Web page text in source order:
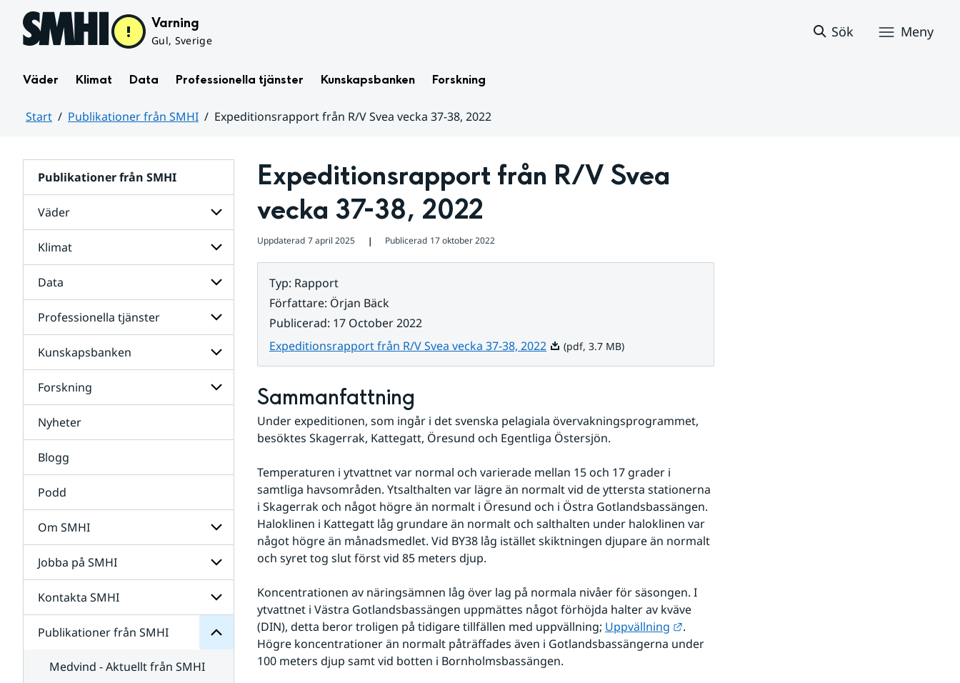
Hoppa till sidans innehåll Varning
Gul, Sverige
Sök Meny
Väder Klimat Data Professionella tjänster Kunskapsbanken Forskning
Start Publikationer från SMHI
Expeditionsrapport från R/V Svea vecka 37-38, 2022
Publikationer från SMHI
Väder
Undersidor
för
Väder
Klimat
Undersidor
för
Klimat
Data
Undersidor
för
Data
Professionella tjänster
Undersidor
för
Professionella
tjänster
Kunskapsbanken
Undersidor
för
Kunskapsbanken
Forskning
Undersidor
för
Nyheter
Blogg
Podd
Om SMHI
Undersidor
för
Om
SMHI
Jobba på SMHI
Undersidor
för
Jobba
på
Kontakta SMHI
Undersidor
Kontakta
SMHI
Publikationer från SMHI
Undersidor
för
Publikationer
från
SMHI
Medvind - Aktuellt från SMHI
Expeditionsrapport från R/V Svea
vecka 37-38, 2022
Uppdaterad 7 april 2025 ❘ Publicerad 17 oktober 2022
Typ: Rapport
Författare: Örjan Bäck
Publicerad: 17 October 2022
Expeditionsrapport från R/V Svea vecka 37-38, 2022Pdf, 3.7 MB.
(pdf, 3.7 MB)
Sammanfattning
Under expeditionen, som ingår i det svenska pelagiala övervakningsprogrammet,
besöktes Skagerrak, Kattegatt, Öresund och Egentliga Östersjön.
Temperaturen i ytvattnet var normal och varierade mellan 15 och 17 grader i
samtliga havsområden. Ytsalthalten var lägre än normalt vid de yttersta stationerna
i Skagerrak och något högre än normalt i Öresund och i Östra Gotlandsbassängen.
Haloklinen i Kattegatt låg grundare än normalt och salthalten under haloklinen var
något högre än månadsmedlet. Vid BY38 låg istället skiktningen djupare än normalt
och syret tog slut först vid 85 meters djup.
Koncentrationen av näringsämnen låg över lag på normala nivåer för säsongen. I
ytvattnet i Västra Gotlandsbassängen uppmättes något förhöjda halter av kväve
(DIN), detta beror troligen på tidigare tillfällen med uppvällning; Uppvällning Länk till annan webbplats.
.
Högre koncentrationer än normalt påträffades även i Gotlandsbassängerna under
100 meters djup samt vid botten i Bornholmsbassängen.